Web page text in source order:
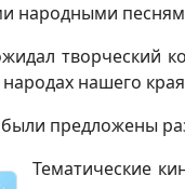
народными
творческий
нашего
были предложены
Тематические